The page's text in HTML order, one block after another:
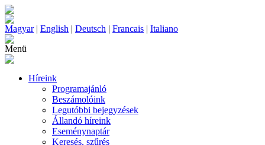
Magyar| English | Deutsch | Francais | Italiano
Menü
Híreink
Programajánló
Beszámolóink
Legutóbbi bejegyzések
Állandó híreink
Eseménynaptár
Keresés, szűrés